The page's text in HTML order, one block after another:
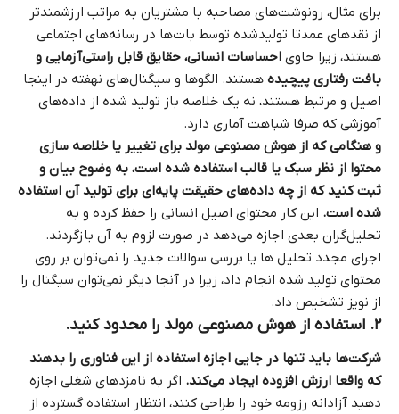
برای مثال، رونوشت‌های مصاحبه با مشتریان به مراتب ارزشمندتر
از نقدهای عمدتا تولیدشده توسط بات‌ها در رسانه‌های اجتماعی
هستند، زیرا حاوی احساسات انسانی، حقایق قابل راستی‌آزمایی و
بافت رفتاری پیچیده هستند. الگوها و سیگنال‌های نهفته در اینجا
اصیل و مرتبط هستند، نه یک خلاصه باز تولید شده از داده‌های
آموزشی که صرفا شباهت آماری دارد.
و هنگامی که از هوش مصنوعی مولد برای تغییر یا خلاصه‌ سازی
محتوا از نظر سبک یا قالب استفاده شده است، به وضوح بیان و
ثبت کنید که از چه داده‌های حقیقت پایه‌ای برای تولید آن استفاده
شده است. این کار محتوای اصیل انسانی را حفظ کرده و به
تحلیل‌گران بعدی اجازه می‌دهد در صورت لزوم به آن بازگردند.
اجرای مجدد تحلیل ها یا بررسی سوالات جدید را نمی‌توان بر روی
محتوای تولید شده انجام داد، زیرا در آنجا دیگر نمی‌توان سیگنال را
از نویز تشخیص داد.
۲. استفاده از هوش مصنوعی مولد را محدود کنید.
شرکت‌ها باید تنها در جایی اجازه استفاده از این فناوری را بدهند
که واقعا ارزش افزوده ایجاد می‌کند. اگر به نامزدهای شغلی اجازه
دهید آزادانه رزومه خود را طراحی کنند، انتظار استفاده گسترده از